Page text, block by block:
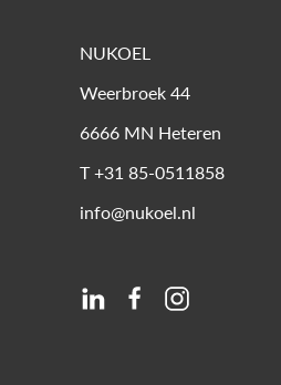
NUKOEL
Weerbroek 44
6666 MN Heteren
T+31 85-0511858
info@nukoel.nl